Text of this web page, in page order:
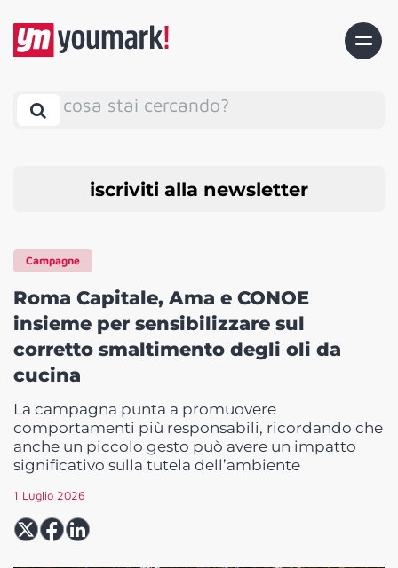
cosa stai cercando?
iscriviti alla newsletter
Campagne
Roma Capitale, Ama e CONOE
insieme per sensibilizzare sul
corretto smaltimento degli oli da
cucina
La campagna punta a promuovere
comportamenti più responsabili, ricordando che
anche un piccolo gesto può avere un impatto
significativo sulla tutela dell’ambiente
1 Luglio 2026